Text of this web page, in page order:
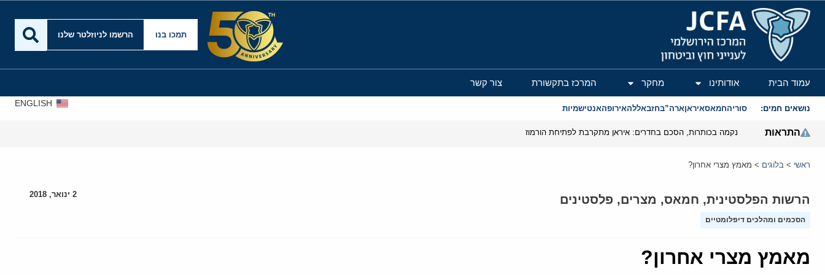
המרכז הירושלמי לענייני חוץ וביטחון
תמכו בנו הרשמו לניוזלטר שלנו
עמוד הבית אודותינו מחקר המרכז בתקשורת צור קשר
נושאים חמים: סוריהחמאסאיראןארה”בחזבאללהאירופהאנטישמיות
ENGLISH
התראות נקמה בכותרות, הסכם בחדרים: איראן מתקרבת לפתיחת הורמוז
ראשי > בלוגים > מאמץ מצרי אחרון?
הרשות הפלסטינית, חמאס, מצרים, פלסטינים
הסכמים ומהלכים דיפלומטיים
2 ינואר, 2018
מאמץ מצרי אחרון?